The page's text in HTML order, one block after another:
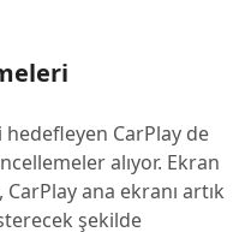
CarPlay de
alıyor. Ekran
ana ekranı artık
şekilde